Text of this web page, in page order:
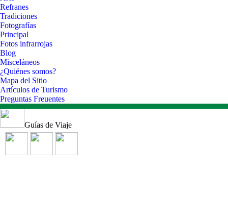
Refranes
Tradiciones
Fotografías
Principal
Fotos infrarrojas
Blog
Misceláneos
¿Quiénes somos?
Mapa del Sitio
Artículos de Turismo
Preguntas Freuentes
Guías de Viaje